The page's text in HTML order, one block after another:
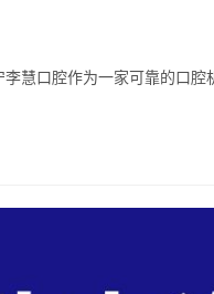
慧口腔作为一家可靠的口腔